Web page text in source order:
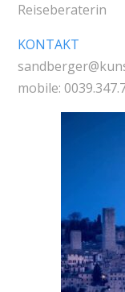
Reiseberaterin
KONTAKT
mobile: